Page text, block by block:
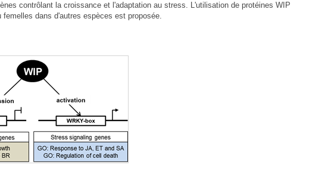
contrôlant la croissance et l'adaptation au stress. L'utilisation de protéines WIP
dans d'autres espèces est proposée.